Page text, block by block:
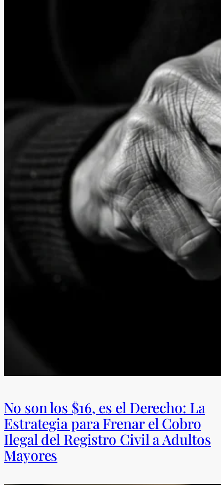
No son los $16, es el Derecho: La
Estrategia para Frenar el Cobro
Ilegal del Registro Civil a Adultos
Mayores